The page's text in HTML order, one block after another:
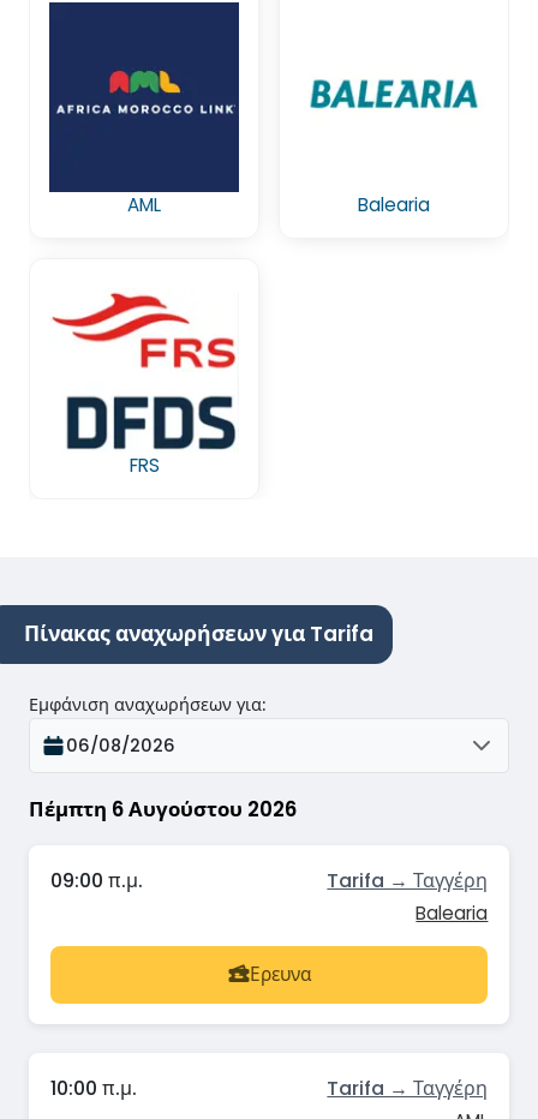
AML Balearia
FRS
Πίνακας αναχωρήσεων για Tarifa
Πέμπτη 6 Αυγούστου 2026
Εμφάνιση αναχωρήσεων για:
06/08/2026
09:00 π.μ. Tarifa → Ταγγέρη
Balearia
Ερευνα
10:00 π.μ. Tarifa → Ταγγέρη